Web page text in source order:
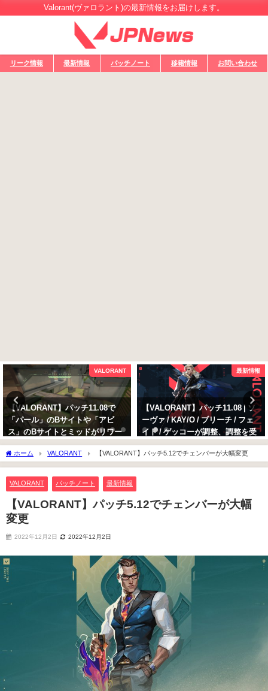
Valorant(ヴァロラント)の最新情報をお届けします。
リーク情報 最新情報 パッチノート 移籍情報 お問い合わせ
VALORANT
【VALORANT】パッチ11.08で
「パール」のBサイトや「アビ
ス」のBサイトとミッドがリワー
ク
最新情報
【VALORANT】パッチ11.08 | ソ
ーヴァ / KAY/O / ブリーチ / フェ
イド / ゲッコーが調整、調整を受
けるイニシエーターの変更点まと
め
ホーム VALORANT 【VALORANT】パッチ5.12でチェンバーが大幅変更
VALORANT パッチノート 最新情報
【VALORANT】パッチ5.12でチェンバーが大幅
変更
2022年12月2日 2022年12月2日